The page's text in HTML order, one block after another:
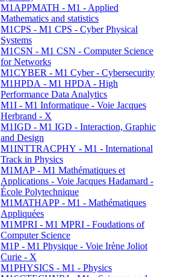
M1APPMATH - M1 - Applied
Mathematics and statistics
M1CPS - M1 CPS - Cyber Physical
Systems
M1CSN - M1 CSN - Computer Science
for Networks
M1CYBER - M1 Cyber - Cybersecurity
M1HPDA - M1 HPDA - High
Performance Data Analytics
M1I - M1 Informatique - Voie Jacques
Herbrand - X
M1IGD - M1 IGD - Interaction, Graphic
and Design
M1INTTRACPHY - M1 - International
Track in Physics
M1MAP - M1 Mathématiques et
Applications - Voie Jacques Hadamard -
École Polytechnique
M1MATHAPP - M1 - Mathématiques
Appliquées
M1MPRI - M1 MPRI - Foudations of
Computer Science
M1P - M1 Physique - Voie Irène Joliot
Curie - X
M1PHYSICS - M1 - Physics